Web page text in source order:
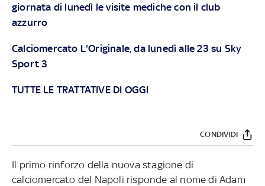
giornata di lunedì le visite mediche con il club
azzurro
Calciomercato L'Originale, da lunedì alle 23 su Sky
Sport 3
TUTTE LE TRATTATIVE DI OGGI
CONDIVIDI
Il primo rinforzo della nuova stagione di
calciomercato del Napoli risponde al nome di Adam